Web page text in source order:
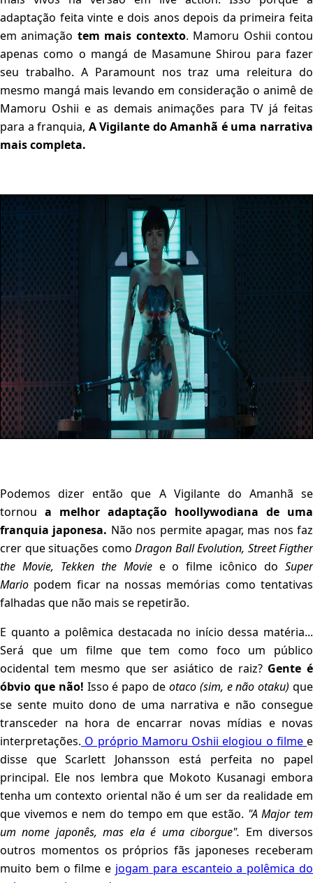
adaptação feita vinte e dois anos depois da primeira feita
em animação tem mais contexto. Mamoru Oshii contou
apenas como o mangá de Masamune Shirou para fazer
seu trabalho. A Paramount nos traz uma releitura do
mesmo mangá mais levando em consideração o animê de
Mamoru Oshii e as demais animações para TV já feitas
para a franquia, A Vigilante do Amanhã é uma narrativa
mais completa.
Podemos dizer então que A Vigilante do Amanhã se
tornou a melhor adaptação hoollywodiana de uma
franquia japonesa. Não nos permite apagar, mas nos faz
crer que situações como Dragon Ball Evolution, Street Figther
the Movie, Tekken the Movie e o filme icônico do Super
Mario podem ficar na nossas memórias como tentativas
falhadas que não mais se repetirão.
E quanto a polêmica destacada no início dessa matéria...
Será que um filme que tem como foco um público
ocidental tem mesmo que ser asiático de raiz? Gente é
óbvio que não! Isso é papo de otaco (sim, e não otaku) que
se sente muito dono de uma narrativa e não consegue
transceder na hora de encarrar novas mídias e novas
interpretações. O próprio Mamoru Oshii elogiou o filme e
disse que Scarlett Johansson está perfeita no papel
principal. Ele nos lembra que Mokoto Kusanagi embora
tenha um contexto oriental não é um ser da realidade em
que vivemos e nem do tempo em que estão. "A Major tem
um nome japonês, mas ela é uma ciborgue". Em diversos
outros momentos os próprios fãs japoneses receberam
muito bem o filme e jogam para escanteio a polêmica do